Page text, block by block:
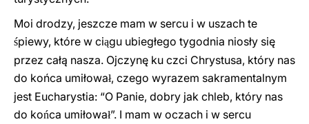
Moi drodzy, jeszcze mam w sercu i w uszach te
śpiewy, które w ciągu ubiegłego tygodnia niosły się
przez całą nasza. Ojczynę ku czci Chrystusa, który nas
do końca umiłował, czego wyrazem sakramentalnym
jest Eucharystia: “O Panie, dobry jak chleb, który nas
do końca umiłował”. I mam w oczach i w sercu